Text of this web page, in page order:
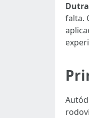
Dutra
falta.